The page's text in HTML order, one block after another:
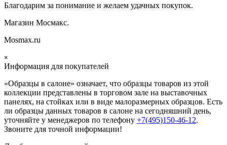
Благодарим за понимание и желаем удачных покупок.
Магазин Мосмакс.
Mosmax.ru
×
Информация для покупателей
«Образцы в салоне» означает, что образцы товаров из этой
коллекции представлены в торговом зале на выставочных
панелях, на стойках или в виде малоразмерных образцов. Есть
ли образцы данных товаров в салоне на сегодняшний день,
уточняйте у менеджеров по телефону +7(495)150-46-12.
Звоните для точной информации!